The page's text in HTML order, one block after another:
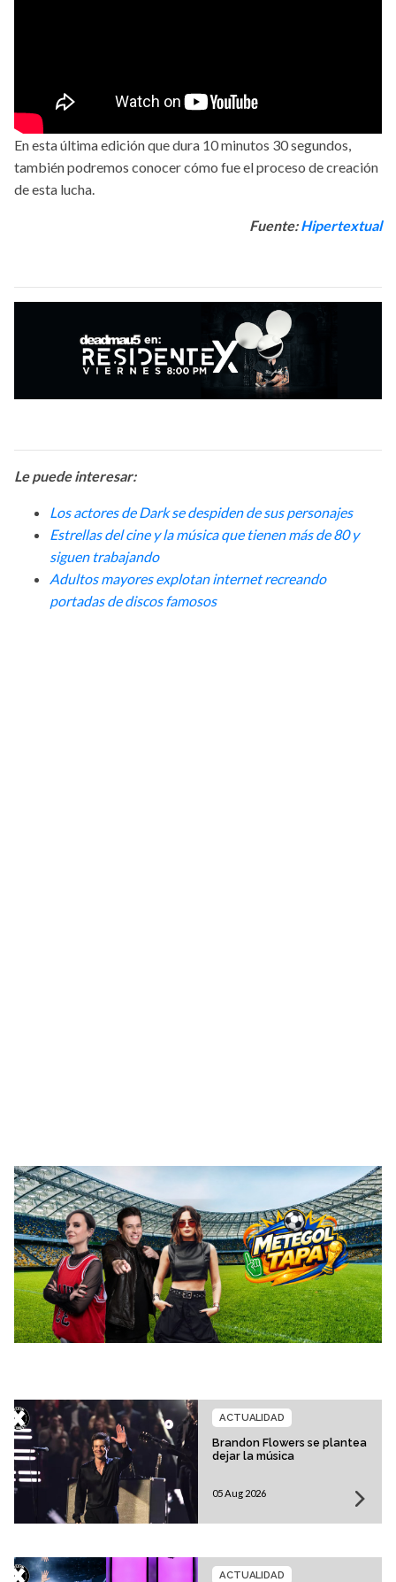
En esta última edición que dura 10 minutos 30 segundos,
también podremos conocer cómo fue el proceso de creación
de esta lucha.
Fuente:Hipertextual
Le puede interesar:
Los actores de Dark se despiden de sus personajes
Estrellas del cine y la música que tienen más de 80 y
siguen trabajando
Adultos mayores explotan internet recreando
portadas de discos famosos
Brandon Flowers se plantea
dejar la música
ACTUALIDAD
05 Aug 2026
ACTUALIDAD